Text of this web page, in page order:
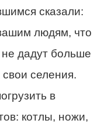
сказали:
людям, что
дадут больше
селения.
в
котлы, ножи,